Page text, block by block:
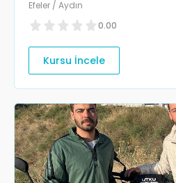
Efeler / Aydın
0.00
Kursu İncele